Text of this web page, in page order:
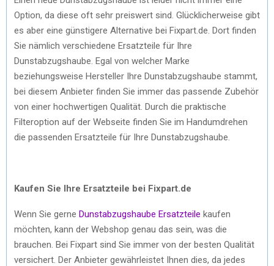
Option, da diese oft sehr preiswert sind. Glücklicherweise gibt
es aber eine günstigere Alternative bei Fixpart.de. Dort finden
Sie nämlich verschiedene Ersatzteile für Ihre
Dunstabzugshaube. Egal von welcher Marke
beziehungsweise Hersteller Ihre Dunstabzugshaube stammt,
bei diesem Anbieter finden Sie immer das passende Zubehör
von einer hochwertigen Qualität. Durch die praktische
Filteroption auf der Webseite finden Sie im Handumdrehen
die passenden Ersatzteile für Ihre Dunstabzugshaube.
Kaufen Sie Ihre Ersatzteile bei Fixpart.de
Wenn Sie gerne Dunstabzugshaube Ersatzteile kaufen
möchten, kann der Webshop genau das sein, was die
brauchen. Bei Fixpart sind Sie immer von der besten Qualität
versichert. Der Anbieter gewährleistet Ihnen dies, da jedes